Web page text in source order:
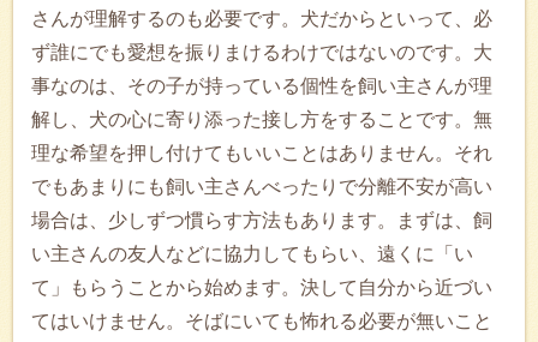
さんが理解するのも必要です。犬だからといって、必
ず誰にでも愛想を振りまけるわけではないのです。大
事なのは、その子が持っている個性を飼い主さんが理
解し、犬の心に寄り添った接し方をすることです。無
理な希望を押し付けてもいいことはありません。それ
でもあまりにも飼い主さんべったりで分離不安が高い
場合は、少しずつ慣らす方法もあります。まずは、飼
い主さんの友人などに協力してもらい、遠くに「い
て」もらうことから始めます。決して自分から近づい
てはいけません。そばにいても怖れる必要が無いこと